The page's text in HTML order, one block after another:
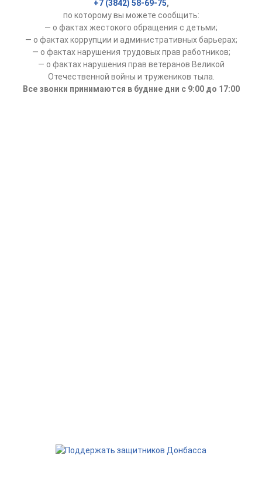
+7 (3842) 58-69-75,
по которому вы можете сообщить:
— о фактах жестокого обращения с детьми;
— о фактах коррупции и административных барьерах;
— о фактах нарушения трудовых прав работников;
— о фактах нарушения прав ветеранов Великой
Отечественной войны и тружеников тыла.
Все звонки принимаются в будние дни с 9:00 до 17:00